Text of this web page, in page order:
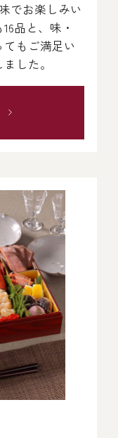
でお楽しみい
品と、味・
もご満足い
した。